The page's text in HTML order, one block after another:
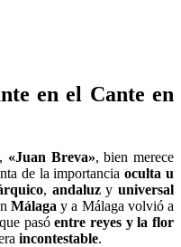
en el Cante en
, «Juan Breva», bien merece
de la importanciaoculta u
, andaluzy universal
Málaga y a Málaga volvió a
pasóentre reyes y la flor
incontestable.